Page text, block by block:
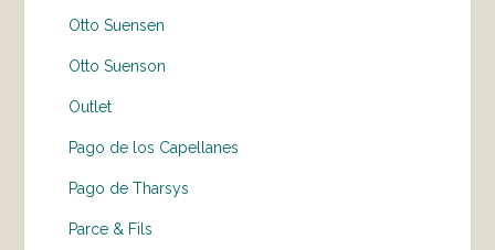
Otto Suensen
Otto Suenson
Outlet
Pago de los Capellanes
Pago de Tharsys
Parce & Fils